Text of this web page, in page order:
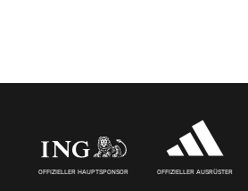
OFFIZIELLER HAUPTSPONSOR OFFIZIELLER AUSRÜSTER